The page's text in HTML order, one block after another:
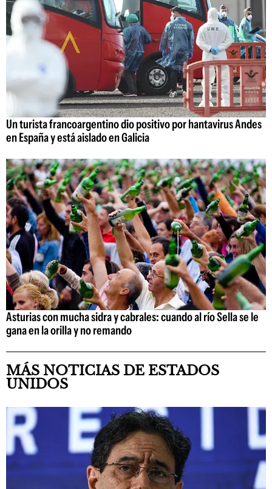
Un turista francoargentino dio positivo por hantavirus Andes
en España y está aislado en Galicia
Asturias con mucha sidra y cabrales: cuando al río Sella se le
gana en la orilla y no remando
MÁS NOTICIAS DE ESTADOS
UNIDOS